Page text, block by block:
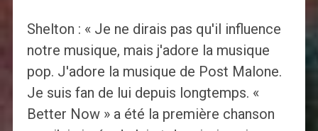
Shelton : « Je ne dirais pas qu'il influence
notre musique, mais j'adore la musique
pop. J'adore la musique de Post Malone.
Je suis fan de lui depuis longtemps. «
Better Now » a été la première chanson